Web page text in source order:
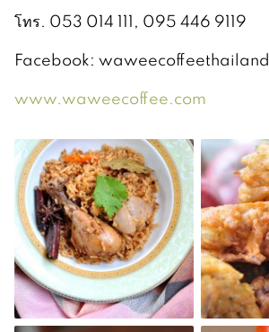
โทร. 053 014 111, 095 446 9119
Facebook: waweecoffeethailand
www.waweecoffee.com